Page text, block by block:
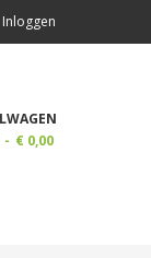
Inloggen
€ 0,00